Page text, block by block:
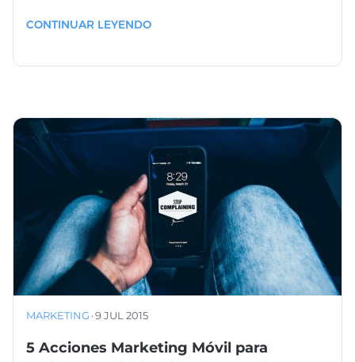
CONTINUAR LEYENDO
MARKETING ·9 JUL 2015
5 Acciones Marketing Móvil para